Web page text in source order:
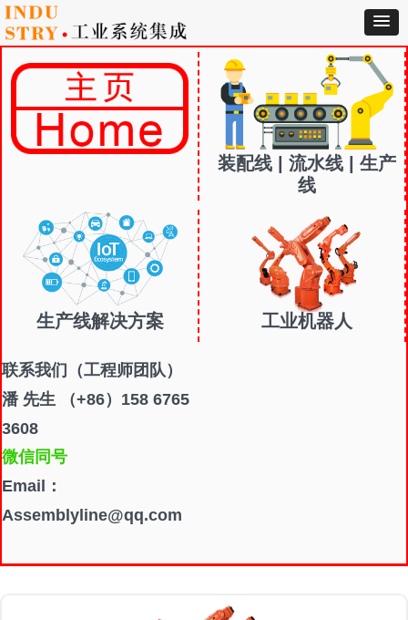
装配线 | 流水线 | 生产
线
生产线解决方案 工业机器人
联系我们
（工程师团队）
潘 先生 （+86）158 6765
3608
微信同号
Email：
Assemblyline@qq.com